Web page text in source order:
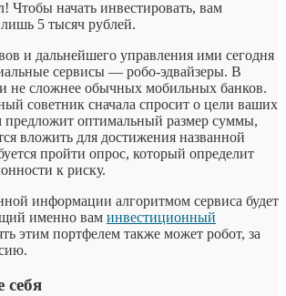
Чтобы начать инвестировать, вам
лишь 5 тысяч рублей.
и дальнейшего управления ими сегодня
сервисы — робо-эдвайзеры. В
не сложнее обычных мобильных банков.
советник сначала спросит о цели ваших
предложит оптимальный размер суммы,
вложить для достижения названной
пройти опрос, который определит
к риску.
информации алгоритмом сервиса будет
именно вам инвестиционный
этим портфелем также может робот, за
себя